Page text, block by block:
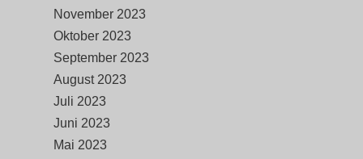
November 2023
Oktober 2023
September 2023
August 2023
Juli 2023
Juni 2023
Mai 2023